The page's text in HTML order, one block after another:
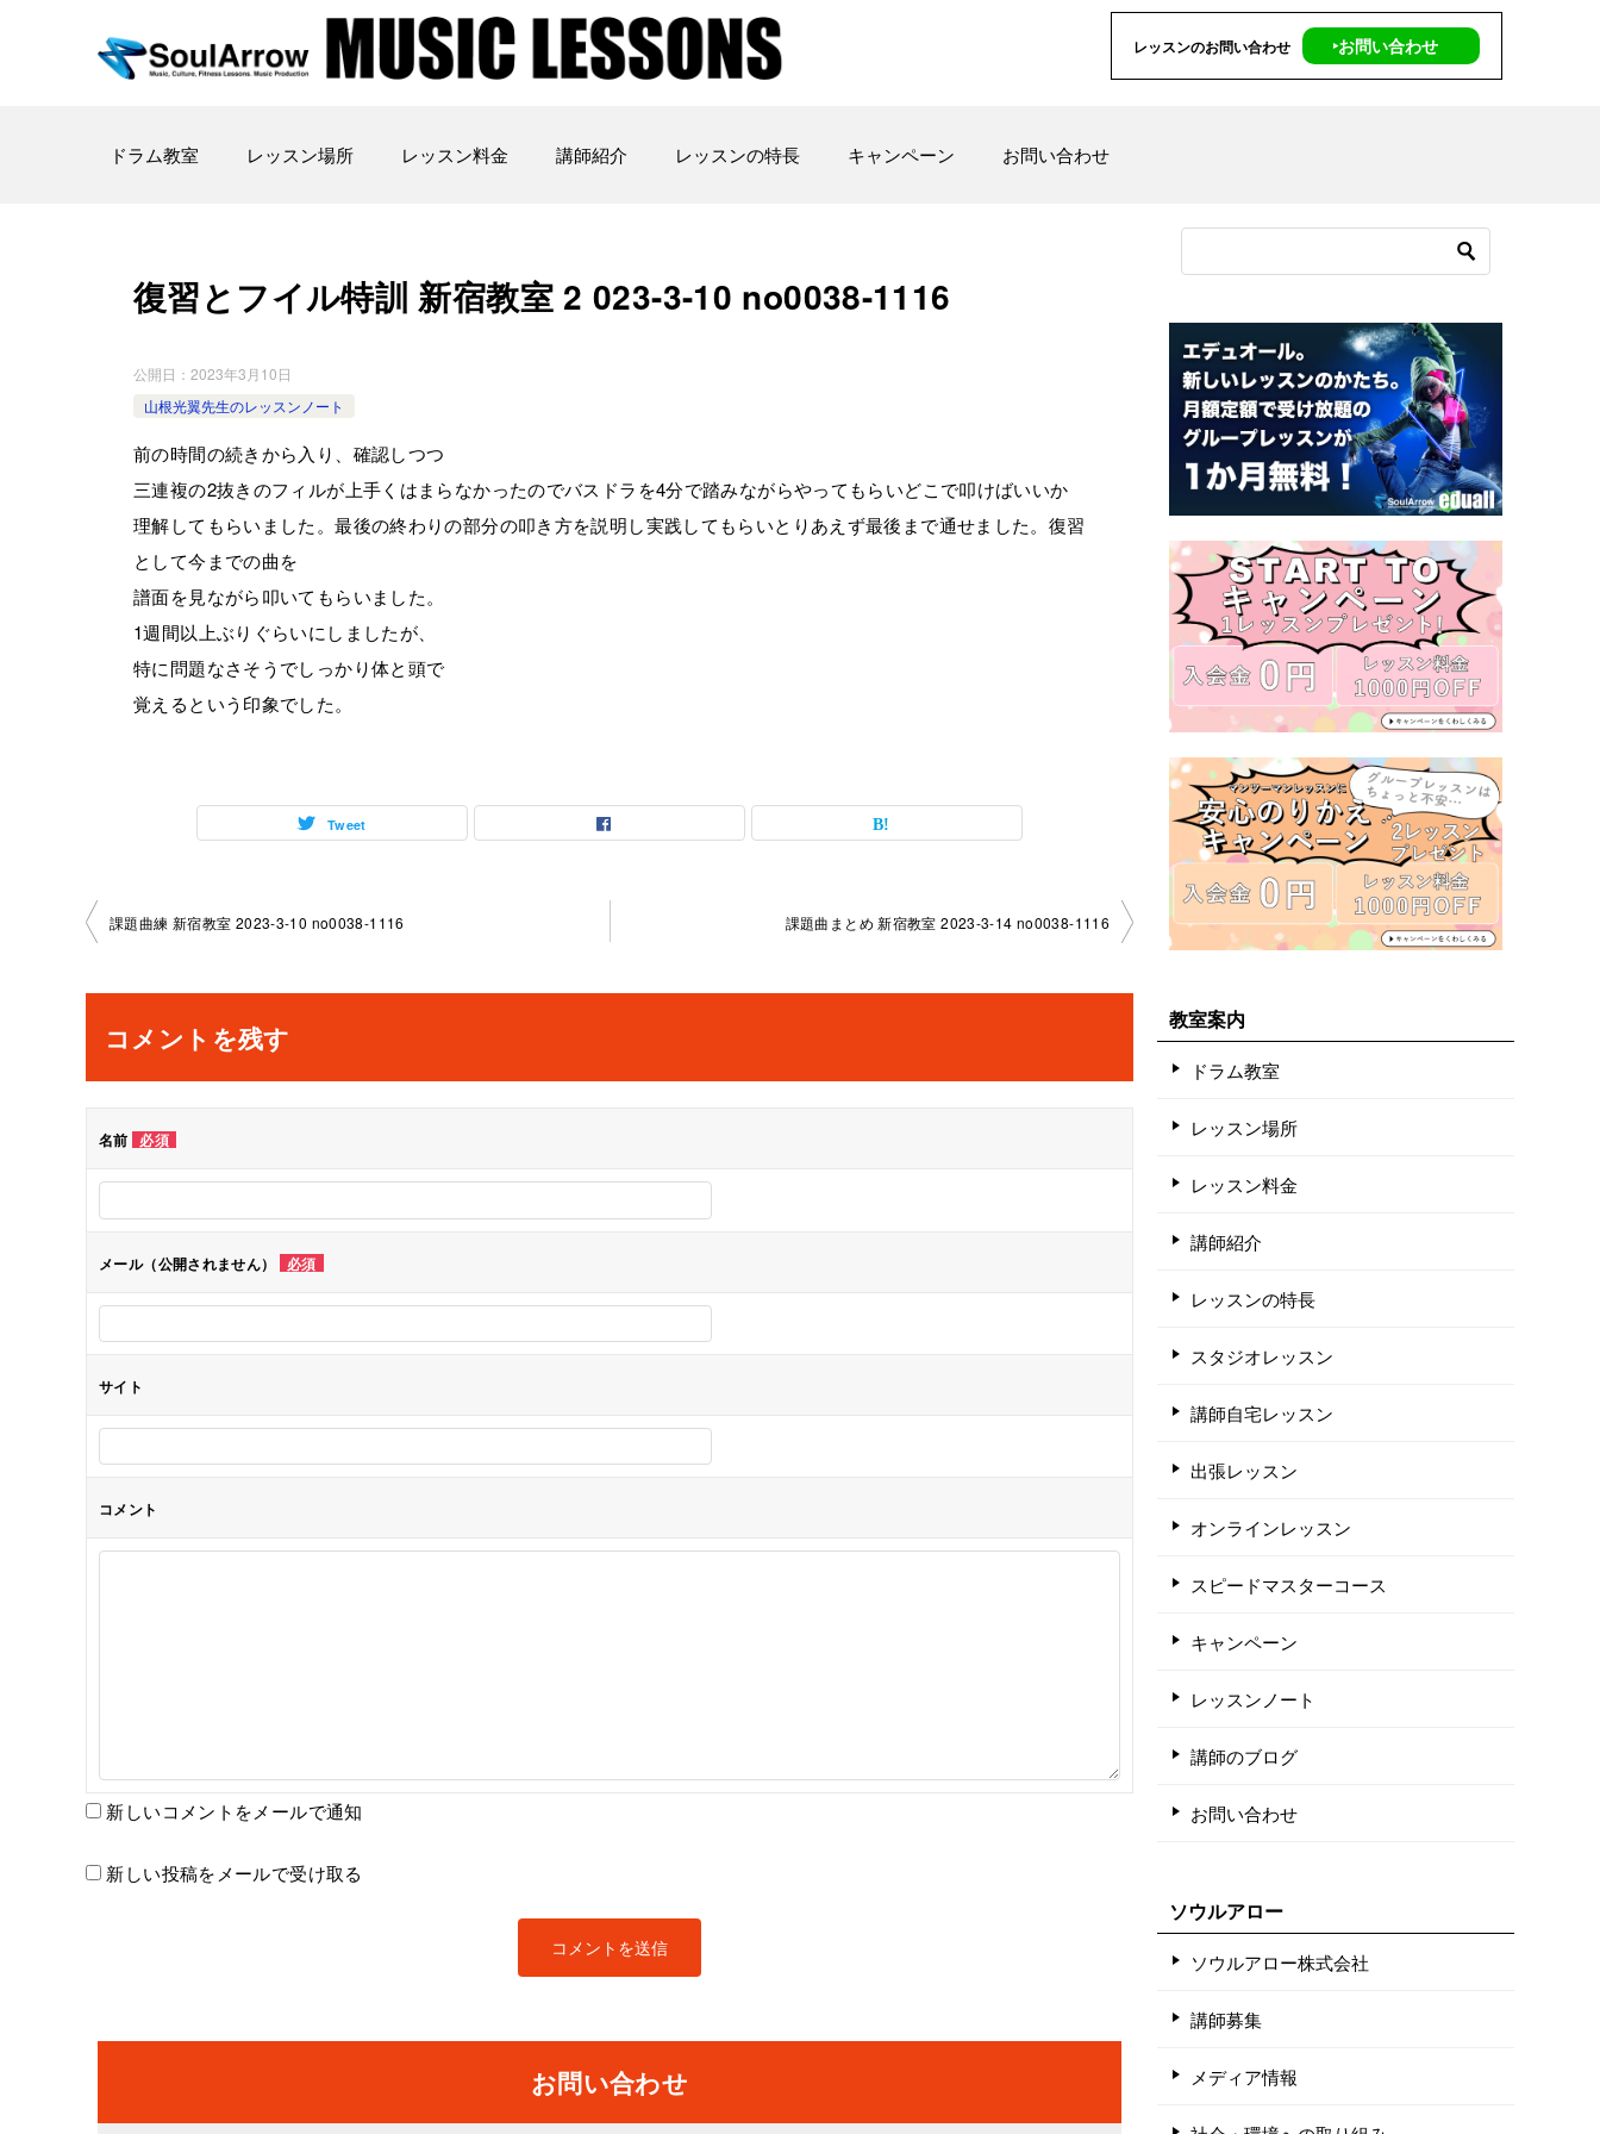
レッスンのお問い合わせ ‣お問い合わせ
ドラム教室 レッスン場所 レッスン料金 講師紹介 レッスンの特長 キャンペーン お問い合わせ
復習とフイル特訓 新宿教室 2 023-3-10 no0038-1116
公開日： 2023年3月10日
山根光翼先生のレッスンノート
前の時間の続きから入り、確認しつつ
三連複の2抜きのフィルが上手くはまらなかったのでバスドラを4分で踏みながらやってもらいどこで叩けばいいか
理解してもらいました。最後の終わりの部分の叩き方を説明し実践してもらいとりあえず最後まで通せました。復習
として今までの曲を
譜面を見ながら叩いてもらいました。
1週間以上ぶりぐらいにしましたが、
特に問題なさそうでしっかり体と頭で
覚えるという印象でした。
Tweet
投
ナ
ビ
ゲ
ー
シ
ョ
課題曲練 新宿教室 2023-3-10 no0038-1116 課題曲まとめ 新宿教室 2023-3-14 no0038-1116
コメントを残す
名前 必須
メール（公開されません） 必須
サイト
コメント
新しいコメントをメールで通知
新しい投稿をメールで受け取る
お問い合わせ
教室案内
ドラム教室
レッスン場所
レッスン料金
講師紹介
レッスンの特長
スタジオレッスン
講師自宅レッスン
出張レッスン
オンラインレッスン
スピードマスターコース
キャンペーン
レッスンノート
講師のブログ
お問い合わせ
ソウルアロー
ソウルアロー株式会社
講師募集
メディア情報